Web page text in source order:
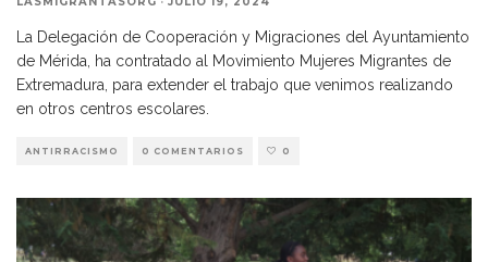
La Delegación de Cooperación y Migraciones del Ayuntamiento
de Mérida, ha contratado al Movimiento Mujeres Migrantes de
Extremadura, para extender el trabajo que venimos realizando
en otros centros escolares.
ANTIRRACISMO 0 COMENTARIOS 0